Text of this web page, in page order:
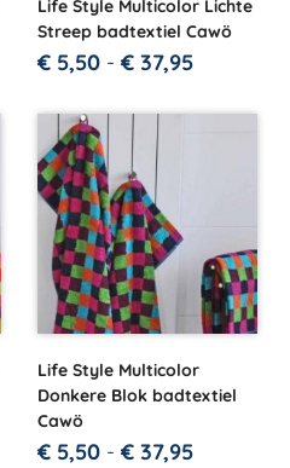
Life Style Multicolor Lichte
Streep badtextiel Cawö
€ 5,50 - € 37,95
Life Style Multicolor
Donkere Blok badtextiel
Cawö
€ 5,50 - € 37,95